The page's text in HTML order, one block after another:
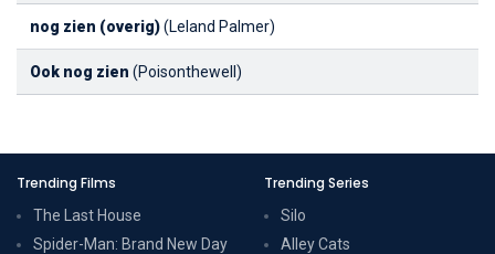
nog zien (overig)(Leland Palmer)
Ook nog zien (Poisonthewell)
Trending Films
The Last House
Spider-Man: Brand New Day
Trending Series
Silo
Alley Cats